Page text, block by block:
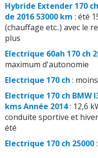
Hybride Extender 170
de 2016 53000 km : été
(chauffage etc..) avec le
plus
Electrique 60ah 170 ch
maximum d'autonomie
Electrique 170 ch :
Electrique 170 ch BMW
kms Année 2014: 12,6
conduite sportive et
été
Electrique 170 ch 25000